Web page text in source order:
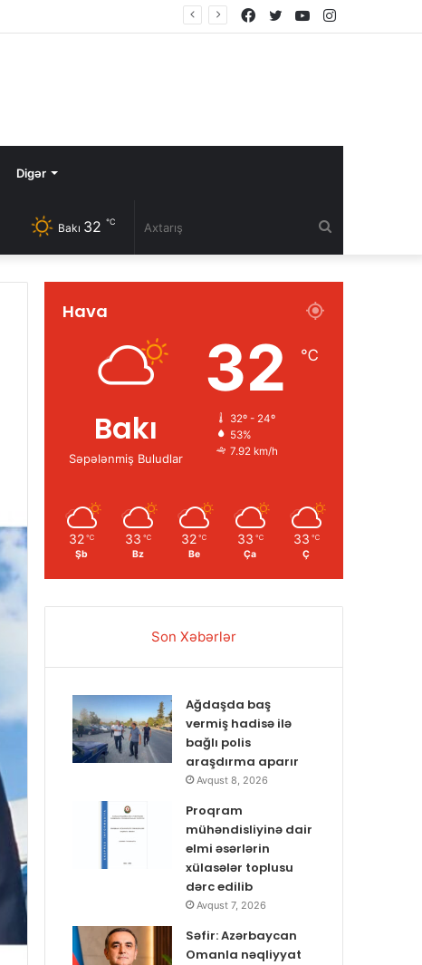
YouTube
Twitter
Facebook
Digər
Bakı 32 ℃
Hava
Bakı
Səpələnmiş Buludlar
32 ℃
32º - 24º
53%
7.92 km/h
32 ℃
Şb
33 ℃
Bz
32 ℃
Be
33 ℃
Ça
33 ℃
Ç
Son Xəbərlər
Ağdaşda baş
vermiş hadisə ilə
bağlı polis
araşdırma aparır
Avqust 8, 2026
Proqram
mühəndisliyinə dair
elmi əsərlərin
xülasələr toplusu
dərc edilib
Avqust 7, 2026
Səfir: Azərbaycan
Omanla nəqliyyat